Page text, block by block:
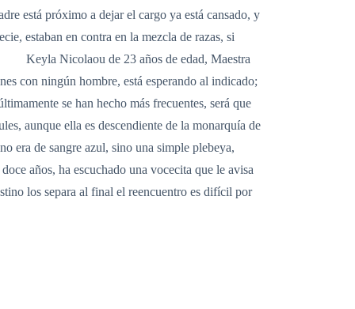
está próximo a dejar el cargo ya está cansado, y
estaban en contra en la mezcla de razas, si
Keyla Nicolaou de 23 años de edad, Maestra
con ningún hombre, está esperando al indicado;
se han hecho más frecuentes, será que
aunque ella es descendiente de la monarquía de
era de sangre azul, sino una simple plebeya,
años, ha escuchado una vocecita que le avisa
los separa al final el reencuentro es difícil por